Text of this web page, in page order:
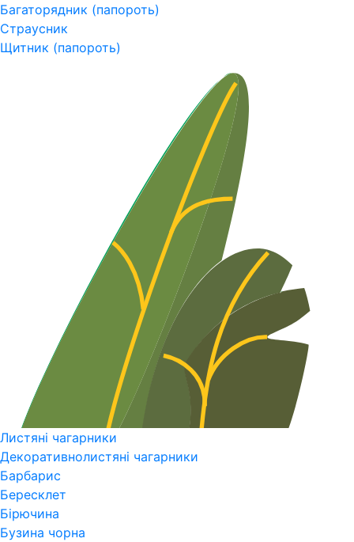
Багаторядник (папороть)
Страусник
Щитник (папороть)
Листяні чагарники
Декоративнолистяні чагарники
Барбарис
Бересклет
Бірючина
Бузина чорна